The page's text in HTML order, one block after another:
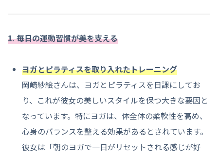
1. 毎日の運動習慣が美を支える
ヨガとピラティスを取り入れたトレーニング
岡崎紗絵さんは、ヨガとピラティスを日課にしてお
り、これが彼女の美しいスタイルを保つ大きな要因と
なっています。特にヨガは、体全体の柔軟性を高め、
心身のバランスを整える効果があるとされています。
彼女は「朝のヨガで一日がリセットされる感じが好